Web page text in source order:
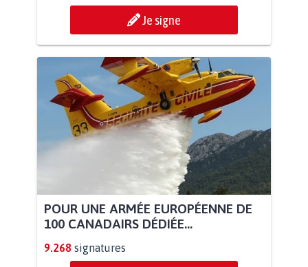
Je signe
POUR UNE ARMÉE EUROPÉENNE DE
100 CANADAIRS DÉDIÉE...
9.268 signatures